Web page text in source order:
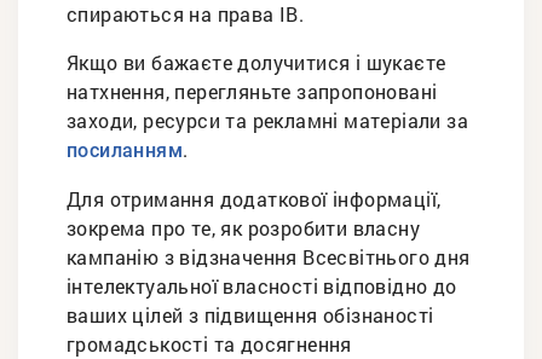
спираються на права ІВ.
Якщо ви бажаєте долучитися і шукаєте
натхнення, перегляньте запропоновані
заходи, ресурси та рекламні матеріали за
посиланням.
Для отримання додаткової інформації,
зокрема про те, як розробити власну
кампанію з відзначення Всесвітнього дня
інтелектуальної власності відповідно до
ваших цілей з підвищення обізнаності
громадськості та досягнення